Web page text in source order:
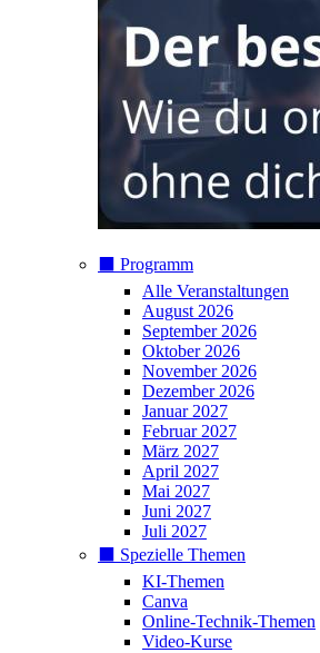
⬛️ Programm
Alle Veranstaltungen
August 2026
September 2026
Oktober 2026
November 2026
Dezember 2026
Januar 2027
Februar 2027
März 2027
April 2027
Mai 2027
Juni 2027
Juli 2027
⬛️ Spezielle Themen
KI-Themen
Canva
Online-Technik-Themen
Video-Kurse